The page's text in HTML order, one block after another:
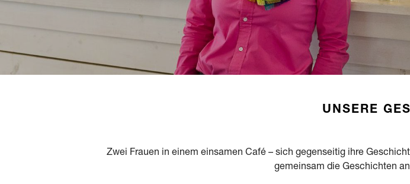
UNSERE
Zwei Frauen in einem einsamen Café – sich gegenseitig ihre
gemeinsam die Geschichten